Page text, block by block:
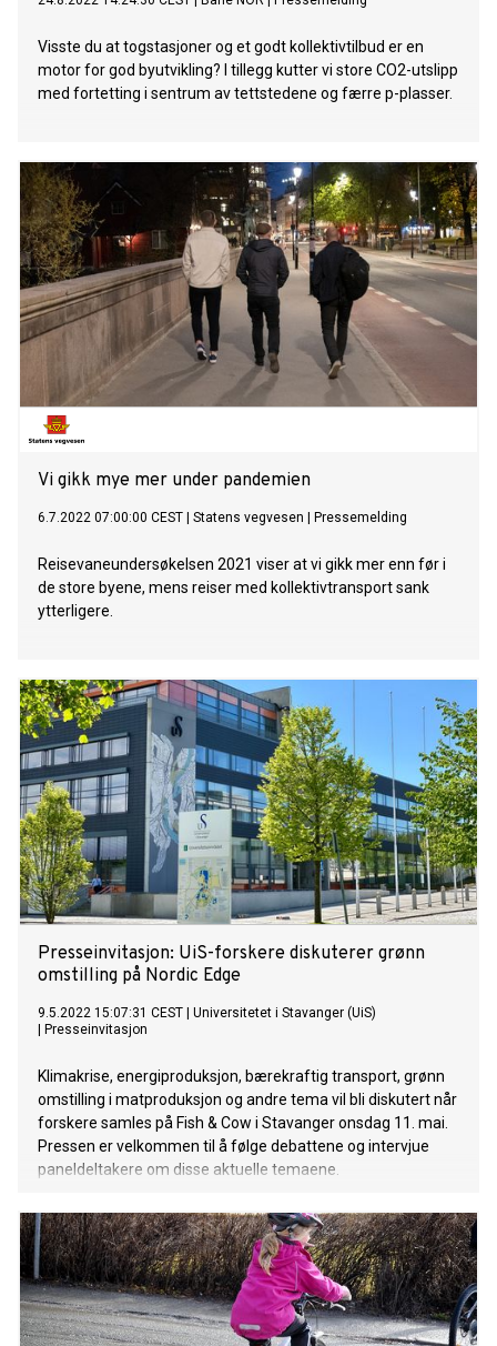
Visste du at togstasjoner og et godt kollektivtilbud er en
motor for god byutvikling? I tillegg kutter vi store CO2-utslipp
med fortetting i sentrum av tettstedene og færre p-plasser.
Vi gikk mye mer under pandemien
6.7.2022 07:00:00 CEST Statens vegvesen Pressemelding
Reisevaneundersøkelsen 2021 viser at vi gikk mer enn før i
de store byene, mens reiser med kollektivtransport sank
ytterligere.
Presseinvitasjon: UiS-forskere diskuterer grønn
omstilling på Nordic Edge
9.5.2022 15:07:31 CEST
Universitetet i Stavanger (UiS)
Presseinvitasjon
Klimakrise, energiproduksjon, bærekraftig transport, grønn
omstilling i matproduksjon og andre tema vil bli diskutert når
forskere samles på Fish & Cow i Stavanger onsdag 11. mai.
Pressen er velkommen til å følge debattene og intervjue
paneldeltakere om disse aktuelle temaene.